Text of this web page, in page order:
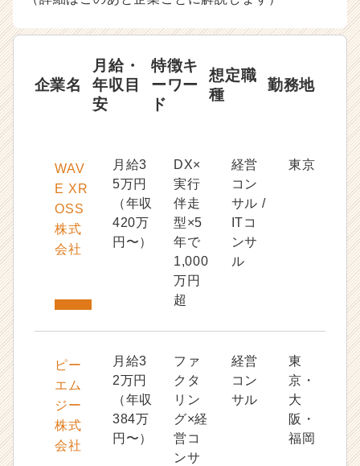
企業名
月給・
年収目
安
特徴キ
ーワー
ド
想定職
種
勤務地
WAV
E XR
OSS
株式
会社
月給3
5万円
（年収
420万
円〜）
DX×
実行
伴走
型×5
年で
1,000
万円
超
経営
コン
サル /
ITコ
ンサ
ル
東京
ピー
エム
ジー
株式
会社
月給3
2万円
（年収
384万
円〜）
ファ
クタ
リン
グ×経
営コ
ンサ
経営
コン
サル
東
京・
大
阪・
福岡